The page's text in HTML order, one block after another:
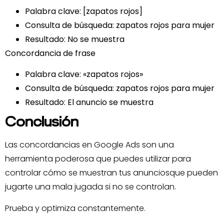
Palabra clave: [zapatos rojos]
Consulta de búsqueda: zapatos rojos para mujer
Resultado: No se muestra
Concordancia de frase
Palabra clave: «zapatos rojos»
Consulta de búsqueda: zapatos rojos para mujer
Resultado: El anuncio se muestra
Conclusión
Las concordancias en Google Ads son una
herramienta poderosa que puedes utilizar para
controlar cómo se muestran tus anunciosque pueden
jugarte una mala jugada si no se controlan.
Prueba y optimiza constantemente.